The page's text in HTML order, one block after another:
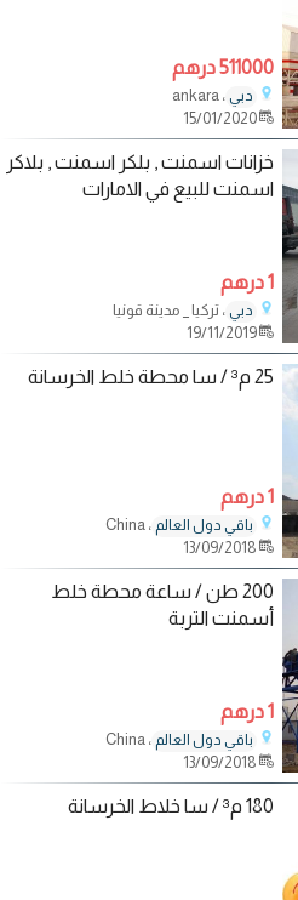
511000 درهم
دبي ، ankara
15/01/2020
خزانات اسمنت , بلكر اسمنت , بلاكر
اسمنت للبيع في الامارات
1 درهم
دبي ، تركيا _ مدينة قونيا
19/11/2019
25 م³ / سا محطة خلط الخرسانة
1 درهم
باقي دول العالم ، China
200 طن / ساعة محطة خلط
أسمنت التربة
1 درهم
باقي دول العالم ، China
180 م³ / سا خلاط الخرسانة